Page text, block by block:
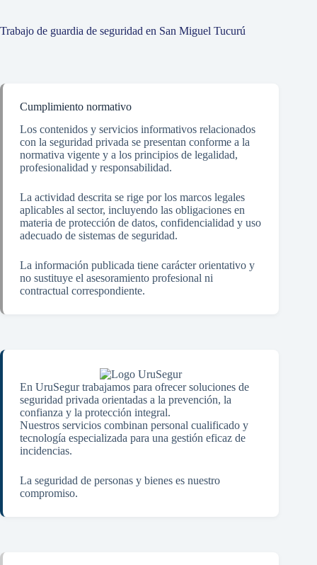
Trabajo de guardia de seguridad en San Miguel Tucurú
Cumplimiento normativo
Los contenidos y servicios informativos relacionados
con la seguridad privada se presentan conforme a la
normativa vigente y a los principios de legalidad,
profesionalidad y responsabilidad.
La actividad descrita se rige por los marcos legales
aplicables al sector, incluyendo las obligaciones en
materia de protección de datos, confidencialidad y uso
adecuado de sistemas de seguridad.
La información publicada tiene carácter orientativo y
no sustituye el asesoramiento profesional ni
contractual correspondiente.
En UruSegur trabajamos para ofrecer soluciones de
seguridad privada orientadas a la prevención, la
confianza y la protección integral.
Nuestros servicios combinan personal cualificado y
tecnología especializada para una gestión eficaz de
incidencias.
La seguridad de personas y bienes es nuestro
compromiso.